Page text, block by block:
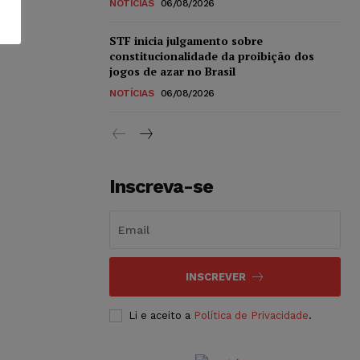
NOTÍCIAS 06/08/2026
STF inicia julgamento sobre
constitucionalidade da proibição dos
jogos de azar no Brasil
NOTÍCIAS 06/08/2026
Inscreva-se
INSCREVER
Li e aceito a Política de Privacidade.